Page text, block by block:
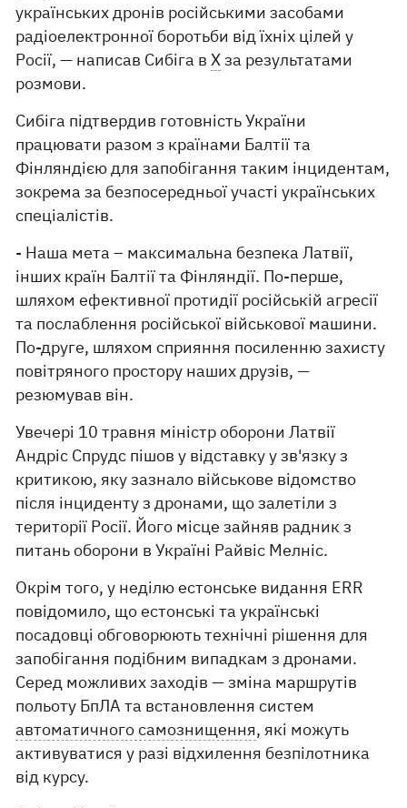
українських дронів російськими засобами
радіоелектронної боротьби від їхніх цілей у
Росії, — написав Сибіга вXза результатами
розмови.
Сибіга підтвердив готовність України
працювати разом з країнами Балтії та
Фінляндією для запобігання таким інцидентам,
зокрема за безпосередньої участі українських
спеціалістів.
- Наша мета – максимальна безпека Латвії,
інших країн Балтії та Фінляндії. По-перше,
шляхом ефективної протидії російській агресії
та послаблення російської військової машини.
По-друге, шляхом сприяння посиленню захисту
повітряного простору наших друзів, —
резюмував він.
Увечері 10 травня міністр оборони Латвії
Андріс Спрудс пішов у відставку у зв'язку з
критикою, яку зазнало військове відомство
після інциденту з дронами, що залетіли з
території Росії. Його місце зайняв радник з
питань оборони в Україні Райвіс Мелніс.
Окрім того, у неділю естонське видання ERR
повідомило, що естонські та українські
посадовці обговорюють технічні рішення для
запобігання подібним випадкам з дронами.
Серед можливих заходів — зміна маршрутів
польоту БпЛА та встановлення систем
автоматичного самознищення, які можуть
активуватися у разі відхилення безпілотника
від курсу.